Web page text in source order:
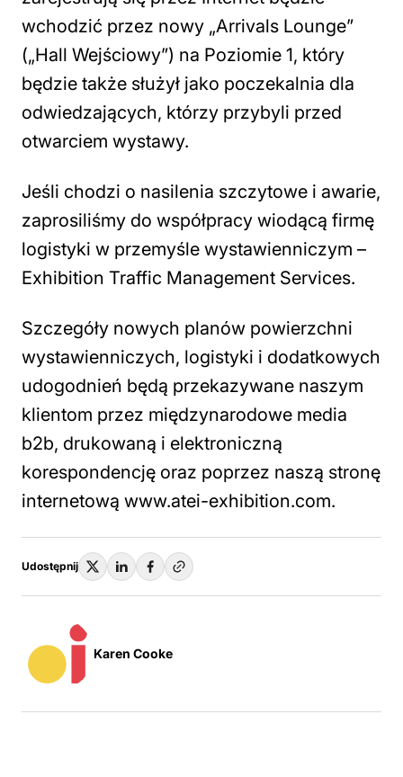
wchodzić przez nowy „Arrivals Lounge”
(„Hall Wejściowy”) na Poziomie 1, który
będzie także służył jako poczekalnia dla
odwiedzających, którzy przybyli przed
otwarciem wystawy.
Jeśli chodzi o nasilenia szczytowe i awarie,
zaprosiliśmy do współpracy wiodącą firmę
logistyki w przemyśle wystawienniczym –
Exhibition Traffic Management Services.
Szczegóły nowych planów powierzchni
wystawienniczych, logistyki i dodatkowych
udogodnień będą przekazywane naszym
klientom przez międzynarodowe media
b2b, drukowaną i elektroniczną
korespondencję oraz poprzez naszą stronę
internetową www.atei-exhibition.com.
Udostępnij
Karen Cooke